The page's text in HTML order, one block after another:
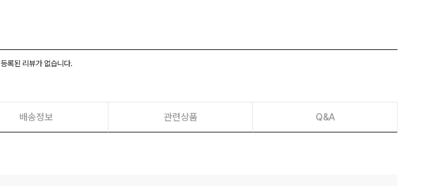
등록된 리뷰가 없습니다.
배송정보 관련상품 Q&A